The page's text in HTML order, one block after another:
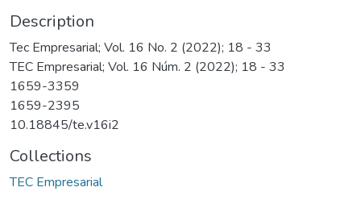
Description
Tec Empresarial; Vol. 16 No. 2 (2022); 18 - 33
TEC Empresarial; Vol. 16 Núm. 2 (2022); 18 - 33
1659-3359
1659-2395
10.18845/te.v16i2
Collections
TEC Empresarial